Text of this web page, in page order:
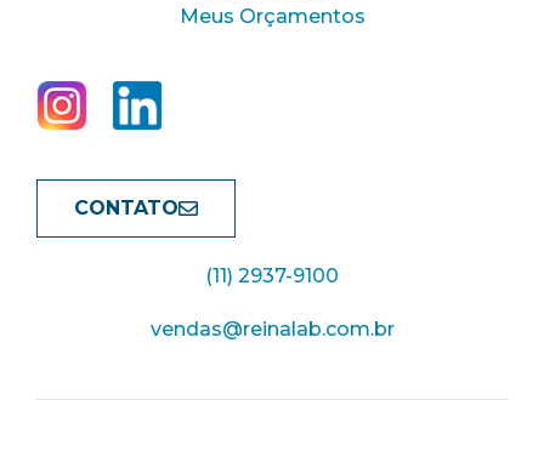
Meus Orçamentos
CONTATO
(11) 2937-9100
vendas@reinalab.com.br